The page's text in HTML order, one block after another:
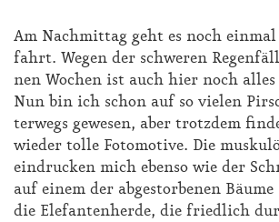
Am Nach­mit­tag geht es noch
fahrt. We­gen der schwe­ren
nen Wo­chen ist auch hier noch
Nun bin ich schon auf so vie­len
ter­wegs ge­we­sen, aber trotz­dem
wie­der tol­le Fo­to­mo­ti­ve. Die
ein­dru­cken mich eben­so wie der
auf ei­nem der ab­ge­stor­be­nen
die Ele­fan­ten­her­de, die fried­lich